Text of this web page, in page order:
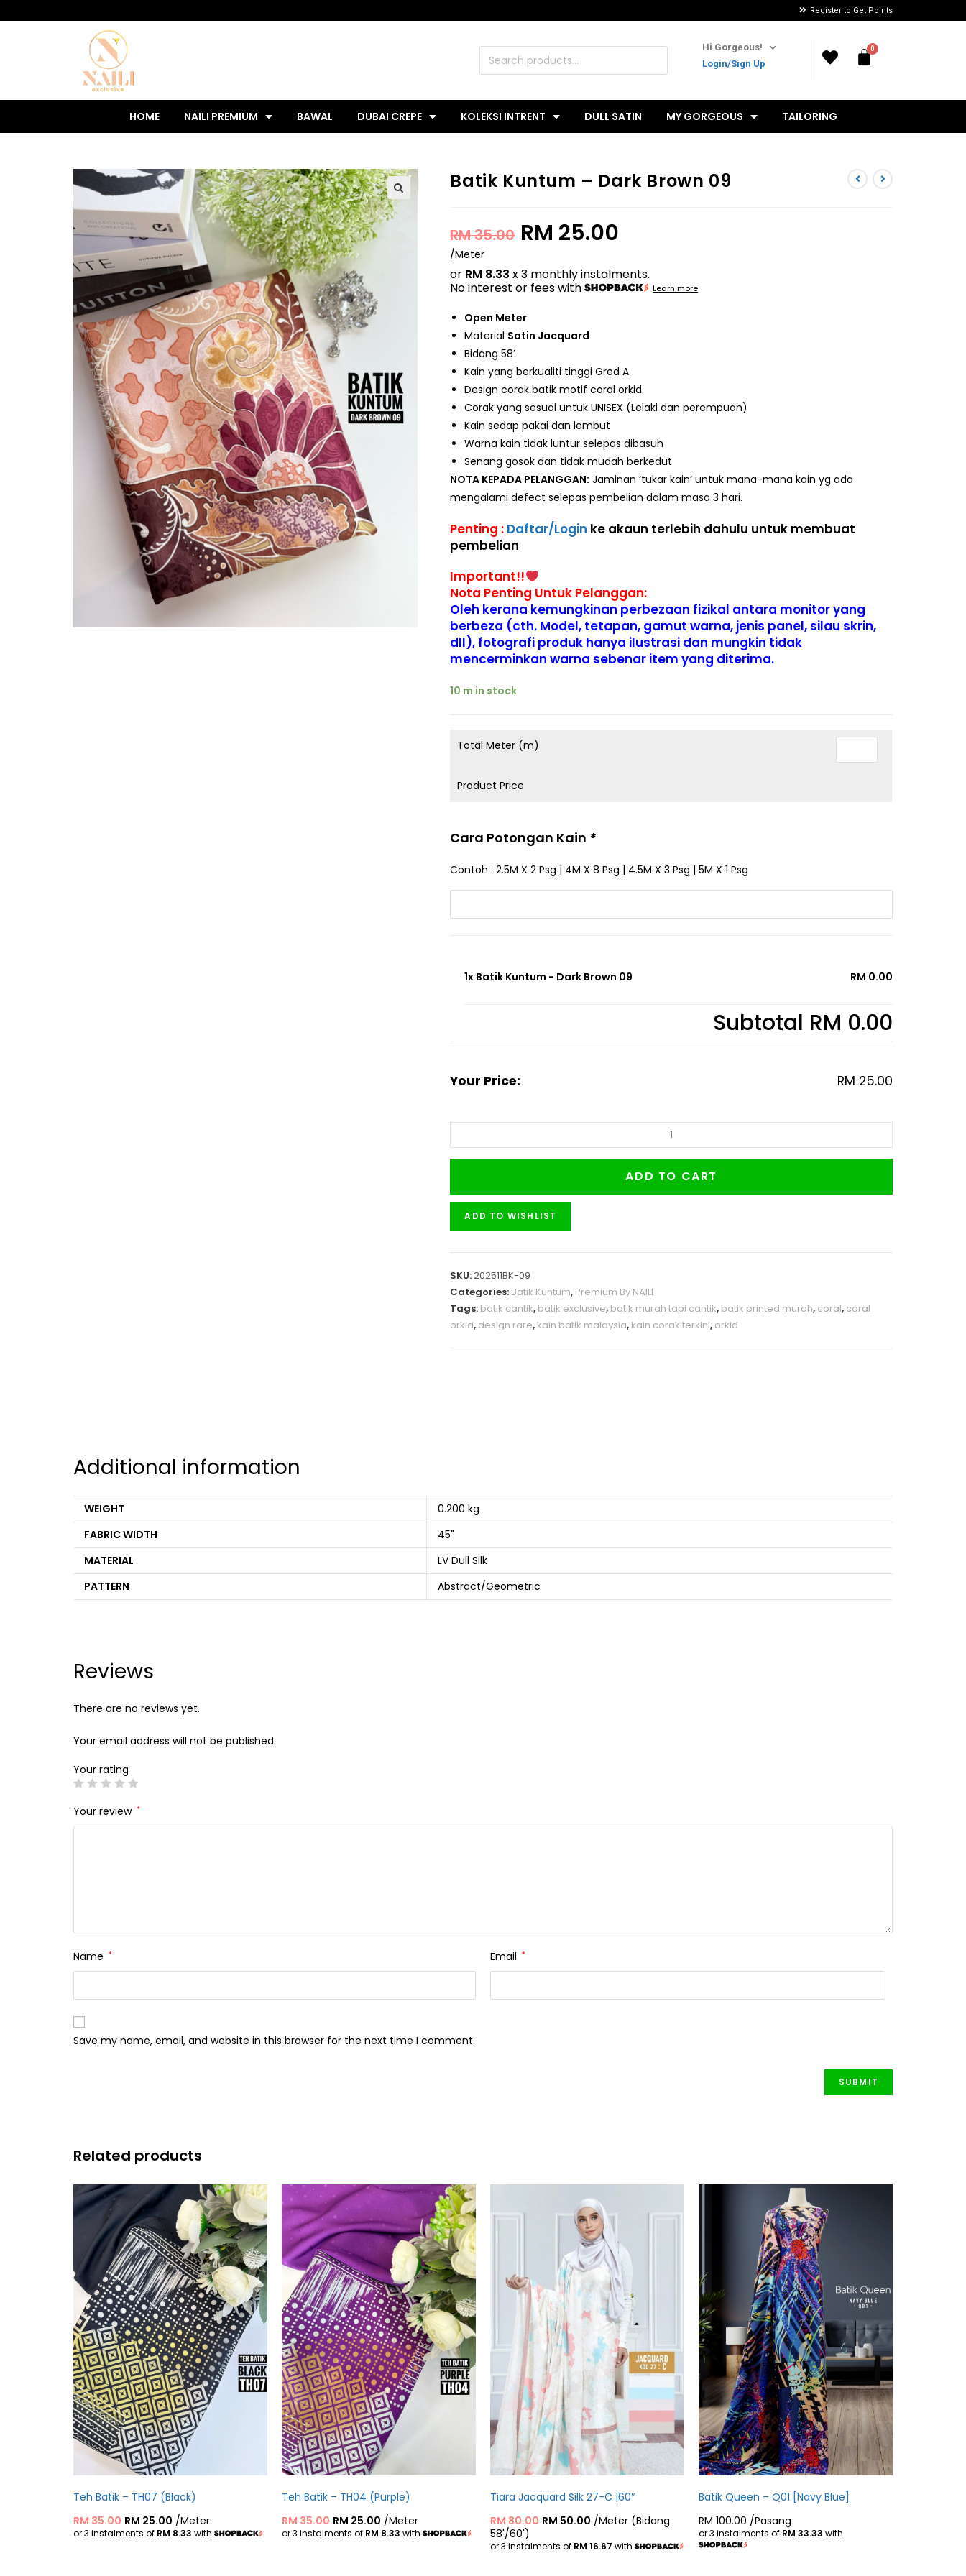
Register to Get Points
Hi Gorgeous!
Login/Sign Up
HOME NAILI PREMIUM BAWAL DUBAI CREPE KOLEKSI INTRENT DULL SATIN MY GORGEOUS TAILORING
Batik Kuntum – Dark Brown 09
RM35.00 RM 25.00
/Meter
or RM 8.33 x 3 monthly instalments.
No interest or fees with
Learn more
Open Meter
Material Satin Jacquard
Bidang 58′
Kain yang berkualiti tinggi Gred A
Design corak batik motif coral orkid
Corak yang sesuai untuk UNISEX (Lelaki dan perempuan)
Kain sedap pakai dan lembut
Warna kain tidak luntur selepas dibasuh
Senang gosok dan tidak mudah berkedut
NOTA KEPADA PELANGGAN: Jaminan ‘tukar kain’ untuk mana-mana kain yg ada
mengalami defect selepas pembelian dalam masa 3 hari.
Penting : Daftar/Login ke akaun terlebih dahulu untuk membuat
pembelian
Important!!
Nota Penting Untuk Pelanggan:
Oleh kerana kemungkinan perbezaan fizikal antara monitor yang
berbeza (cth. Model, tetapan, gamut warna, jenis panel, silau skrin,
dll), fotografi produk hanya ilustrasi dan mungkin tidak
mencerminkan warna sebenar item yang diterima.
10 m in stock
Total Meter (m)
Product Price
Cara Potongan Kain *
Contoh : 2.5M X 2 Psg | 4M X 8 Psg | 4.5M X 3 Psg | 5M X 1 Psg
1x Batik Kuntum - Dark Brown 09 RM 0.00
Subtotal RM 0.00
Your Price: RM 25.00
ADD TO CART
ADD TO WISHLIST
SKU:202511BK-09
Categories: Batik Kuntum, Premium By NAILI
Tags: batik cantik, batik exclusive, batik murah tapi cantik, batik printed murah, coral, coral
orkid, design rare, kain batik malaysia, kain corak terkini, orkid
Additional information
WEIGHT
0.200 kg
FABRIC WIDTH
45"
MATERIAL
LV Dull Silk
PATTERN
Abstract/Geometric
Reviews
There are no reviews yet.
Your email address will not be published.
Your rating
Your review *
Name * Email *
Save my name, email, and website in this browser for the next time I comment.
Related products
Teh Batik – TH07 (Black)
RM35.00 RM 25.00 /Meter
or 3 instalments of RM 8.33 with
Teh Batik – TH04 (Purple)
RM35.00 RM 25.00 /Meter
or 3 instalments of RM 8.33 with
Tiara Jacquard Silk 27-C |60″
RM80.00 RM 50.00 /Meter (Bidang
58'/60')
or 3 instalments of RM 16.67 with
Batik Queen – Q01 [Navy Blue]
RM 100.00 /Pasang
or 3 instalments of RM 33.33 with